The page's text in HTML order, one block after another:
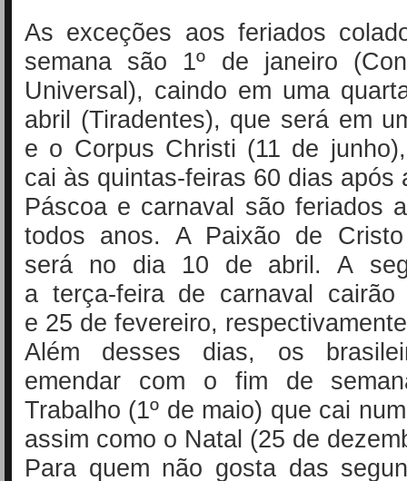
As exceções aos feriados
semana são 1º de janeiro
Universal), caindo em uma
abril (Tiradentes), que será em
e o Corpus Christi (11 de
cai às quintas-feiras 60 dias após
Páscoa e carnaval são feriados
todos anos. A Paixão de Cristo
será no dia 10 de abril. A
a terça-feira de carnaval
e 25 de fevereiro,
Além desses dias, os
emendar com o fim de
Trabalho (1º de maio) que cai
assim como o Natal (25 de
Para quem não gosta das